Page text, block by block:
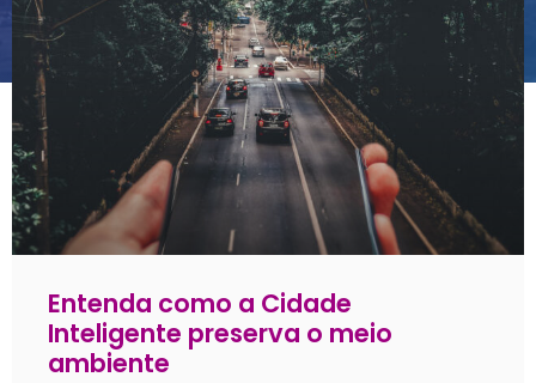
Entenda como a Cidade
Inteligente preserva o meio
ambiente